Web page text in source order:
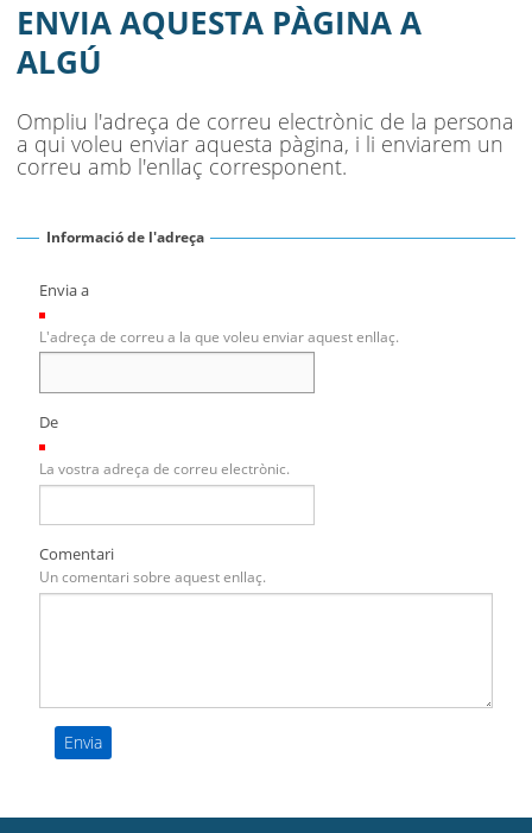
ENVIA AQUESTA PÀGINA A
ALGÚ
Ompliu l'adreça de correu electrònic de la persona
a qui voleu enviar aquesta pàgina, i li enviarem un
correu amb l'enllaç corresponent.
Informació de l'adreça
Envia a
L'adreça de correu a la que voleu enviar aquest enllaç.
De
La vostra adreça de correu electrònic.
Comentari
Un comentari sobre aquest enllaç.